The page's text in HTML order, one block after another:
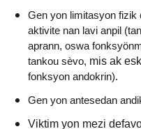
Gen yon limitasyon fizik
aktivite nan lavi anpil
aprann, oswa
tankou sèvo, mis ak
fonksyon andokrin).
Gen yon antesedan
Viktim yon mezi